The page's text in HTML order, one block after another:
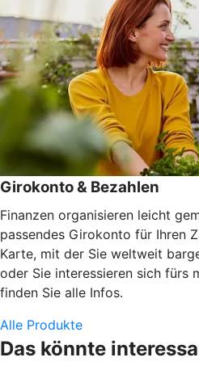
Girokonto & Bezahlen
Finanzen organisieren leicht
passendes Girokonto für Ihren
Karte, mit der Sie weltweit
oder Sie interessieren sich fürs
finden Sie alle Infos.
Alle Produkte
Das könnte